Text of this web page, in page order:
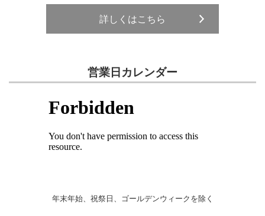
詳しくはこちら
営業日カレンダー
年末年始、祝祭日、ゴールデンウィークを除く